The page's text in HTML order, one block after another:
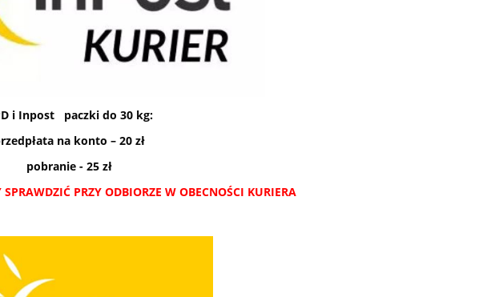
i Inpost paczki do 30 kg:
na konto – 20 zł
pobranie - 25 zł
PRZY ODBIORZE W OBECNOŚCI KURIERA